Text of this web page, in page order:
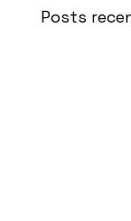
Posts